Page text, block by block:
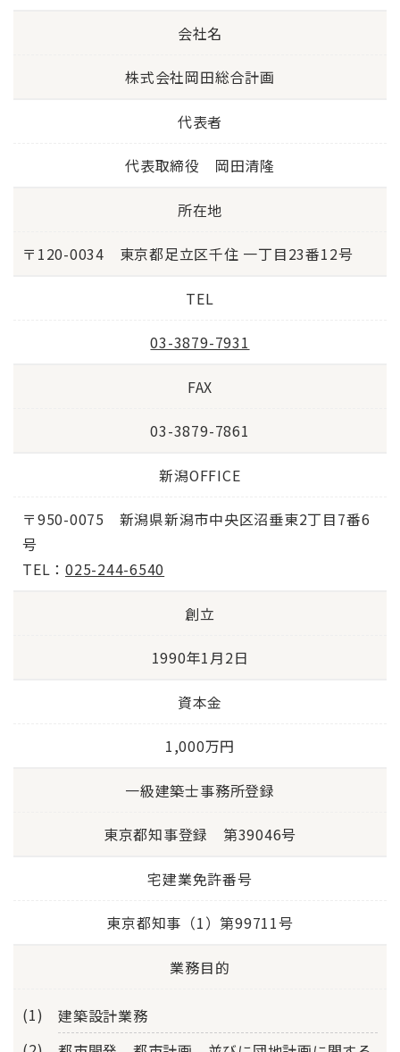
会社名
株式会社岡田総合計画
代表者
代表取締役 岡田清隆
所在地
〒120-0034 東京都足立区千住 一丁目23番12号
TEL
03-3879-7931
FAX
03-3879-7861
新潟OFFICE
〒950-0075 新潟県新潟市中央区沼垂東2丁目7番6
号
TEL：025-244-6540
創立
1990年1月2日
資本金
1,000万円
一級建築士事務所登録
東京都知事登録 第39046号
宅建業免許番号
東京都知事（1）第99711号
業務目的
建築設計業務